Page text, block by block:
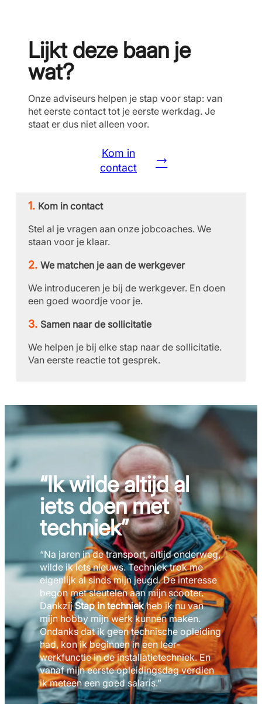
Lijkt deze baan je
wat?
Onze adviseurs helpen je stap voor stap: van
het eerste contact tot je eerste werkdag. Je
staat er dus niet alleen voor.
Kom in
contact
Kom in contact
Stel al je vragen aan onze jobcoaches. We
staan voor je klaar.
We matchen je aan de werkgever
We introduceren je bij de werkgever. En doen
een goed woordje voor je.
Samen naar de sollicitatie
We helpen je bij elke stap naar de sollicitatie.
Van eerste reactie tot gesprek.
“Ik wilde altijd al
iets doen met
techniek”
“Na jaren in de transport, altijd onderweg,
wilde ik iets nieuws. Techniek trok me
eigenlijk al sinds mijn jeugd. De interesse
begon met sleutelen aan mijn scooter.
DankzijStap in techniekheb ik nu van
mijn hobby mijn werk kunnen maken.
Ondanks dat ik geen technische opleiding
had, kon ik beginnen in een leer-
werkfunctie in de installatietechniek. En
vanaf mijn eerste opleidingsdag verdien
ik meteen een goed salaris.”